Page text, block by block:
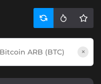
×